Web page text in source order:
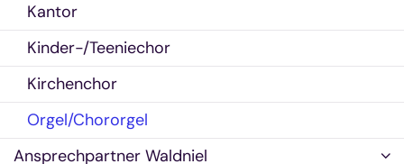
Kantor
Kinder-/Teeniechor
Kirchenchor
Orgel/Chororgel
Ansprechpartner Waldniel